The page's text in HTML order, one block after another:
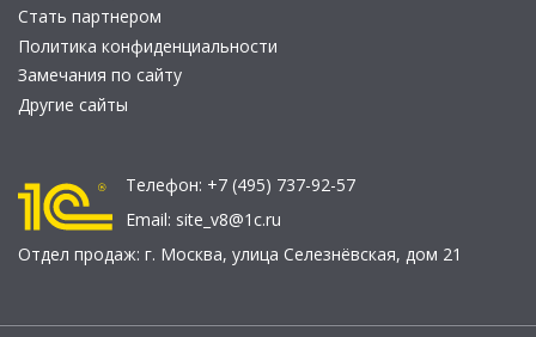
Стать партнером
Политика конфиденциальности
Замечания по сайту
Другие сайты
Телефон: +7 (495) 737-92-57
Email: site_v8@1c.ru
Отдел продаж: г. Москва, улица Селезнёвская, дом 21